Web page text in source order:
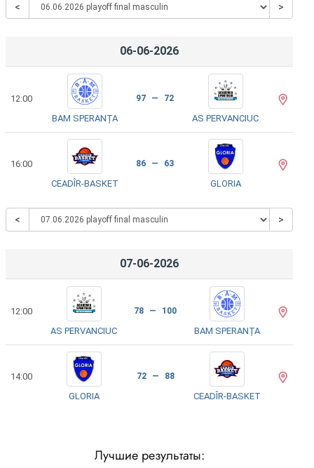
< >
06-06-2026
12:00
BAM SPERANȚA
97 — 72
AS PERVANCIUC
16:00
CEADÎR-BASKET
86 — 63
GLORIA
< >
07-06-2026
12:00
AS PERVANCIUC
78 — 100
BAM SPERANȚA
14:00
GLORIA
72 — 88
CEADÎR-BASKET
Лучшие результаты: